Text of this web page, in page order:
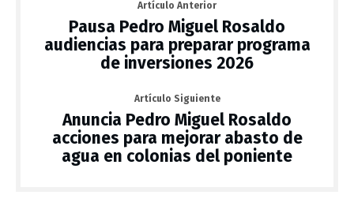
Artículo Anterior
Pausa Pedro Miguel Rosaldo
audiencias para preparar programa
de inversiones 2026
Artículo Siguiente
Anuncia Pedro Miguel Rosaldo
acciones para mejorar abasto de
agua en colonias del poniente